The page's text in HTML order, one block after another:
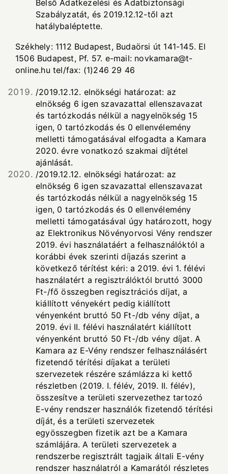
Belső Adatkezelési és Adatbiztonsági
Szabályzatát, és 2019.12.12-től azt
hatálybaléptette.
Székhely: 1112 Budapest, Budaörsi út 141-145. El
1506 Budapest, Pf. 57. e-mail: novkamara@t-
online.hu tel/fax: (1)246 29 46
/2019.12.12. elnökségi határozat: az
elnökség 6 igen szavazattal ellenszavazat
és tartózkodás nélkül a nagyelnökség 15
igen, 0 tartózkodás és 0 ellenvélemény
melletti támogatásával elfogadta a Kamara
2020. évre vonatkozó szakmai díjtétel
ajánlását.
/2019.12.12. elnökségi határozat: az
elnökség 6 igen szavazattal ellenszavazat
és tartózkodás nélkül a nagyelnökség 15
igen, 0 tartózkodás és 0 ellenvélemény
melletti támogatásával úgy határozott, hogy
az Elektronikus Növényorvosi Vény rendszer
2019. évi használatáért a felhasználóktól a
korábbi évek szerinti díjazás szerint a
következő térítést kéri: a 2019. évi 1. félévi
használatért a regisztrálóktól bruttó 3000
Ft-/fő összegben regisztrációs díjat, a
kiállított vényekért pedig kiállított
vényenként bruttó 50 Ft-/db vény díjat, a
2019. évi II. félévi használatért kiállított
vényenként bruttó 50 Ft-/db vény díjat. A
Kamara az E-Vény rendszer felhasználásért
fizetendő térítési díjakat a területi
szervezetek részére számlázza ki kettő
részletben (2019. I. félév, 2019. II. félév),
összesítve a területi szervezethez tartozó
E-vény rendszer használók fizetendő térítési
díját, és a területi szervezetek
egyösszegben fizetik azt be a Kamara
számlájára. A területi szervezetek a
rendszerbe regisztrált tagjaik általi E-vény
rendszer használatról a Kamarától részletes